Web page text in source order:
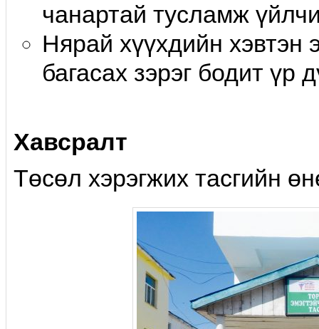
чанартай тусламж
Нярай хүүхдийн хэвтэн
багасах зэрэг бодит үр
Хавсралт
Төсөл хэрэгжих тасгийн